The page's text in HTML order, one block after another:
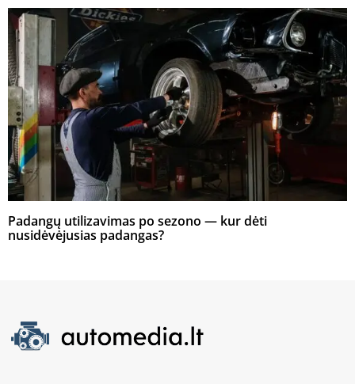
Padangų utilizavimas po sezono — kur dėti
nusidėvėjusias padangas?